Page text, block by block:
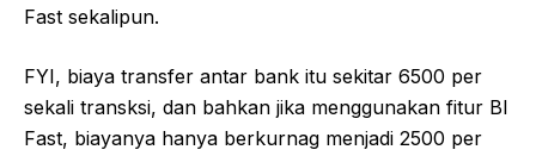
Fast sekalipun.
FYI, biaya transfer antar bank itu sekitar 6500 per
sekali transksi, dan bahkan jika menggunakan fitur BI
Fast, biayanya hanya berkurnag menjadi 2500 per